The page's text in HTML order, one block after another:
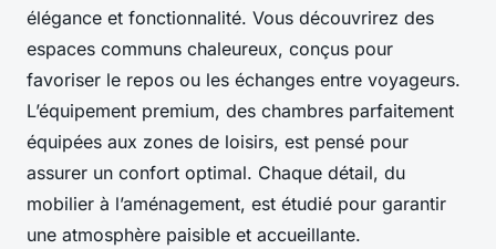
élégance et fonctionnalité. Vous découvrirez des
espaces communs chaleureux, conçus pour
favoriser le repos ou les échanges entre voyageurs.
L’équipement premium, des chambres parfaitement
équipées aux zones de loisirs, est pensé pour
assurer un confort optimal. Chaque détail, du
mobilier à l’aménagement, est étudié pour garantir
une atmosphère paisible et accueillante.